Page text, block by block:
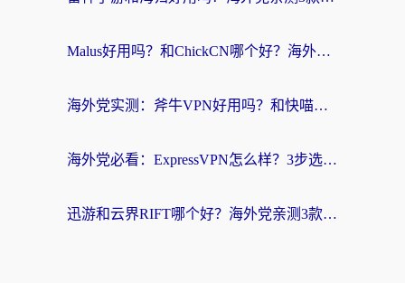
Malus好用吗？和ChickCN哪个好？海外党亲测：选对回国加速器，追剧游戏不卡顿
海外党实测：斧牛VPN好用吗？和快喵VPN对比哪个回国效果更好？附3款热门加速器深度分析
海外党必看：ExpressVPN怎么样？3步选对回国加速器，无缝刷国内剧玩手游
迅游和云界RIFT哪个好？海外党亲测3款回国加速器，教你无缝刷国内剧玩游戏